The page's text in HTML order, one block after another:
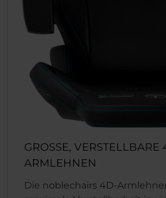
GROSSE, VERSTELLBARE
ARMLEHNEN
Die noblechairs 4D-